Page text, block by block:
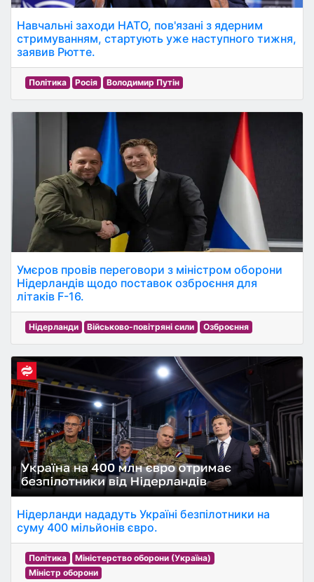
Навчальні заходи НАТО, пов'язані з ядерним
стримуванням, стартують уже наступного тижня,
заявив Рютте.
Політика Росія Володимир Путін
Умєров провів переговори з міністром оборони
Нідерландів щодо поставок озброєння для
літаків F-16.
Нідерланди Військово-повітряні сили Озброєння
Нідерланди нададуть Україні безпілотники на
суму 400 мільйонів євро.
Політика
Міністерство оборони (Україна)
Міністр оборони